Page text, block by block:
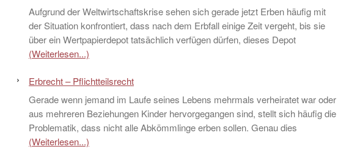
Aufgrund der Weltwirtschaftskrise sehen sich gerade jetzt Erben häufig mit
der Situation konfrontiert, dass nach dem Erbfall einige Zeit vergeht, bis sie
über ein Wertpapierdepot tatsächlich verfügen dürfen, dieses Depot
(Weiterlesen...)
Erbrecht – Pflichtteilsrecht
Gerade wenn jemand im Laufe seines Lebens mehrmals verheiratet war oder
aus mehreren Beziehungen Kinder hervorgegangen sind, stellt sich häufig die
Problematik, dass nicht alle Abkömmlinge erben sollen. Genau dies
(Weiterlesen...)